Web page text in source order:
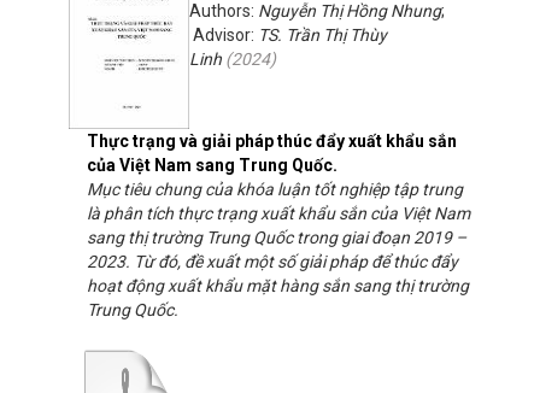
Thực trạng và giải pháp thúc đẩy xuất khẩu sắn
của Việt Nam sang Trung Quốc.
Authors: Nguyễn Thị Hồng Nhung;
Advisor: TS. Trần Thị Thùy
Linh (2024)
Mục tiêu chung của khóa luận tốt nghiệp tập trung
là phân tích thực trạng xuất khẩu sắn của Việt Nam
sang thị trường Trung Quốc trong giai đoạn 2019 –
2023. Từ đó, đề xuất một số giải pháp để thúc đẩy
hoạt động xuất khẩu mặt hàng sắn sang thị trường
Trung Quốc.